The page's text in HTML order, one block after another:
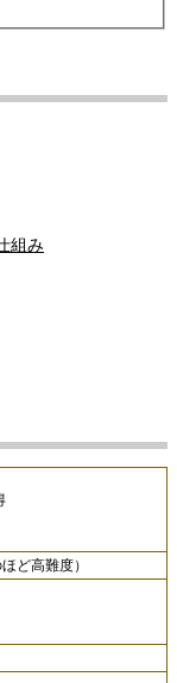
組み
ど高難度）